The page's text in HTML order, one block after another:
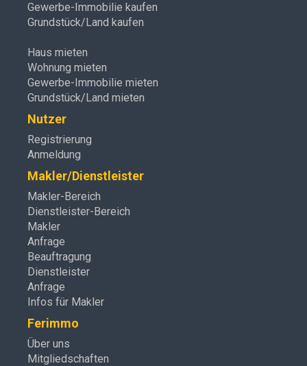
Gewerbe-Immobilie kaufen
Grundstück/Land kaufen
Haus mieten
Wohnung mieten
Gewerbe-Immobilie mieten
Grundstück/Land mieten
Nutzer
Registrierung
Anmeldung
Makler/Dienstleister
Makler-Bereich
Dienstleister-Bereich
Makler
Anfrage
Beauftragung
Dienstleister
Anfrage
Infos für Makler
Ferimmo
Über uns
Mitgliedschaften